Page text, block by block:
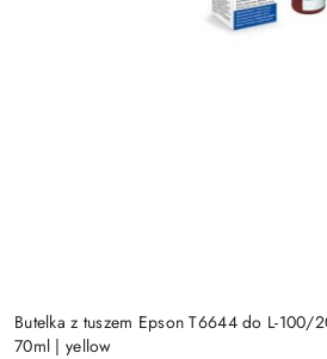
Butelka z tuszem Epson T6644 do L-
70ml | yellow